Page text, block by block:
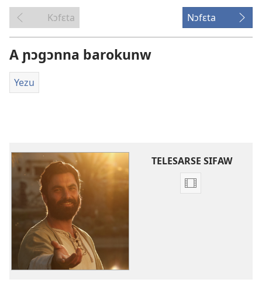
Kɔfɛta Nɔfɛta
A ɲɔgɔnna barokunw
Yezu
TELESARSE SIFAW
Videwow